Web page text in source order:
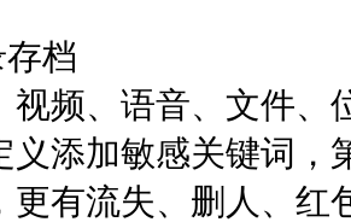
档
视频、语音、文件、
义添加敏感关键词，
更有流失、删人、红